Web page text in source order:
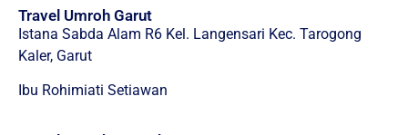
Travel Umroh Garut
Istana Sabda Alam R6 Kel. Langensari Kec. Tarogong
Kaler, Garut
Ibu Rohimiati Setiawan